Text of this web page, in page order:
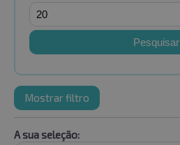
Pesquisar
Mostrar filtro
A sua seleção: